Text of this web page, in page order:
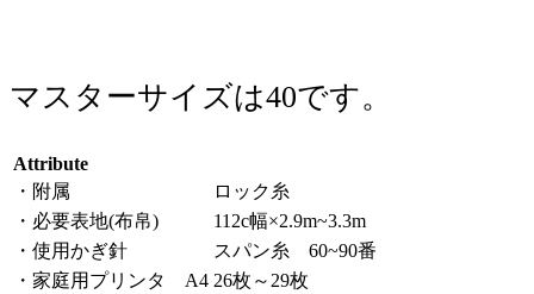
マスターサイズは40です。
Attribute
・附属
ロック糸
・必要表地(布帛)
112c幅×2.9m~3.3m
・使用かぎ針
スパン糸 60~90番
・家庭用プリンタ A4 26枚～29枚